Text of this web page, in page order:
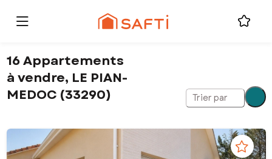
16 Appartements
à vendre, LE PIAN-
MEDOC (33290)
Trier par